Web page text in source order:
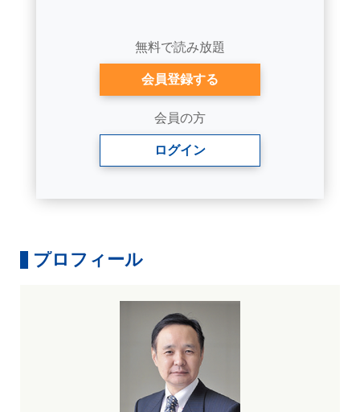
無料で読み放題
会員登録する
会員の方
ログイン
プロフィール